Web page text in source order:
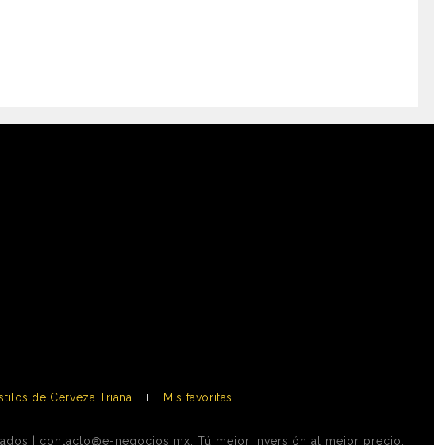
de Cerveza Triana Mis favoritas
| contacto@e-negocios.mx. Tú mejor inversión al mejor precio.